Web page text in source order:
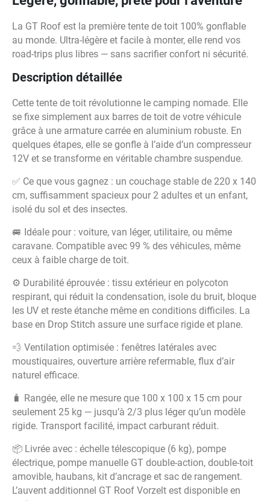
La GT Roof est la première tente de toit 100% gonflable
au monde. Ultra-légère et facile à monter, elle rend vos
road-trips plus libres — sans sacrifier confort ni sécurité.
Description détaillée
Cette tente de toit révolutionne le camping nomade. Elle
se fixe simplement aux barres de toit de votre véhicule
grâce à une armature carrée en aluminium robuste. En
quelques étapes, elle se gonfle à l’aide d’un compresseur
12V et se transforme en véritable chambre suspendue.
✅ Ce que vous gagnez : un couchage stable de 220 x 140
cm, suffisamment spacieux pour 2 adultes et un enfant,
isolé du sol et des insectes.
🚐 Idéale pour : voiture, van léger, utilitaire, ou même
caravane. Compatible avec 99 % des véhicules, même
ceux à faible charge de toit.
⚙️ Durabilité éprouvée : tissu extérieur en polycoton
respirant, qui réduit la condensation, isole du bruit, bloque
les UV et reste étanche même en conditions difficiles. La
base en Drop Stitch assure une surface rigide et plane.
💨 Ventilation optimisée : fenêtres latérales avec
moustiquaires, ouverture arrière refermable, flux d’air
naturel efficace.
🧳 Rangée, elle ne mesure que 100 x 100 x 15 cm pour
seulement 25 kg — jusqu’à 2/3 plus léger qu’un modèle
rigide. Transport facilité, impact carburant réduit.
📦 Livrée avec : échelle télescopique (6 kg), pompe
électrique, pompe manuelle GT double-action, double-toit
amovible, haubans, kit d’ancrage et sac de rangement.
L’auvent additionnel GT Roof Vorzelt est disponible en